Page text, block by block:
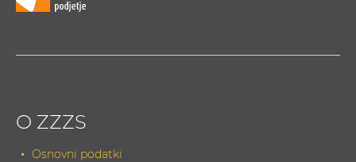
O ZZZS
Osnovni podatki